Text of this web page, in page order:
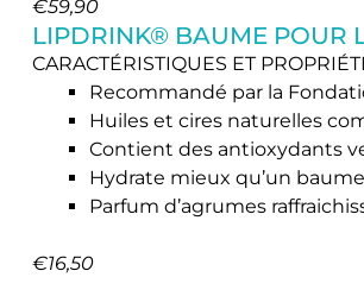
€59,90
LIPDRINK® BAUME POUR
CARACTÉRISTIQUES ET
Recommandé par la
Huiles et cires naturelles
Contient des antioxydants
Hydrate mieux qu’un
Parfum d’agrumes
€16,50